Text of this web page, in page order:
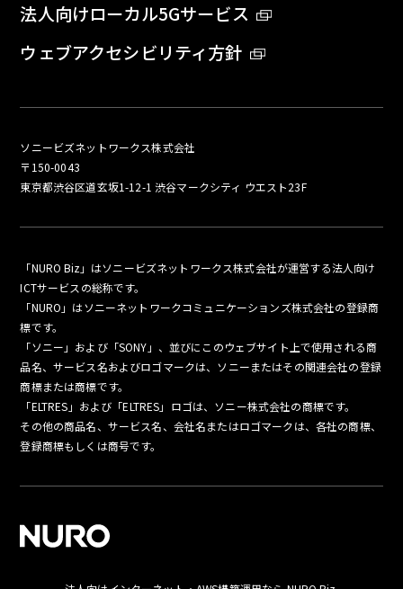
法人向けローカル5Gサービス
ウェブアクセシビリティ方針
ソニービズネットワークス株式会社
〒150-0043
東京都渋谷区道玄坂1-12-1 渋谷マークシティ ウエスト23F
「NURO Biz」はソニービズネットワークス株式会社が運営する法人向け
ICTサービスの総称です。
「NURO」はソニーネットワークコミュニケーションズ株式会社の登録商
標です。
「ソニー」および「SONY」、並びにこのウェブサイト上で使用される商
品名、サービス名およびロゴマークは、ソニーまたはその関連会社の登録
商標または商標です。
「ELTRES」および「ELTRES」ロゴは、ソニー株式会社の商標です。
その他の商品名、サービス名、会社名またはロゴマークは、各社の商標、
登録商標もしくは商号です。